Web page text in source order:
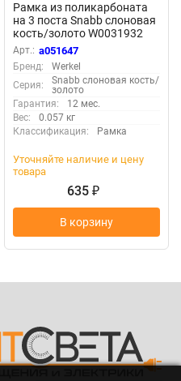
Рамка из поликарбоната
на 3 поста Snabb слоновая
кость/золото W0031932
Арт.: a051647
Бренд:
Werkel
Серия:
Snabb слоновая кость/
золото
Гарантия:
12 мес.
Вес:
0.057 кг
Классификация:
Рамка
Уточняйте наличие и цену
товара
635 ₽
В корзину